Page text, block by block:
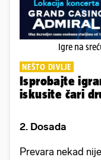
Igre na
NEŠTO DIVLJE
Isprobajte
iskusite čari
2. Dosada
Prevara nekad